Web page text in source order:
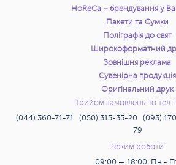
HoReCa – брендування у
Пакети та Сумки
Поліграфія до свят
Широкоформатний
Зовнішня реклама
Сувенірна продукція
Оригінальний друк
Прийом замовлень по тел. в
(044) 360-71-71 (050) 315-35-20 (093)
79
Режим роботи:
09:00 — 18:00: Пн -